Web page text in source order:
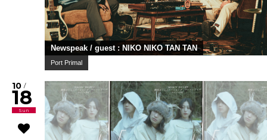
Newspeak / guest : NIKO NIKO TAN TAN
Port Primal
10 /
18
Sun